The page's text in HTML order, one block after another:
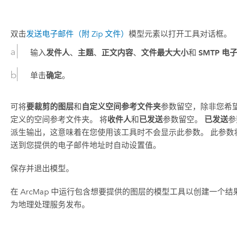
双击发送电子邮件（附 Zip 文件） 模型元素以打开工具对话框。
输入发件人、 主题、 正文内容、 文件最大大小和 SMTP 电
单击确定。
可将要裁剪的图层和自定义空间参考文件夹参数留空，除非您希
定义的空间参考文件夹。 将收件人和已发送参数留空。 已发送
派生输出，这意味着在您使用该工具时不会显示此参数。 此参数
送到您提供的电子邮件地址时自动设置值。
保存并退出模型。
在 ArcMap 中运行包含想要提供的图层的模型工具以创建一个结
为地理处理服务发布。